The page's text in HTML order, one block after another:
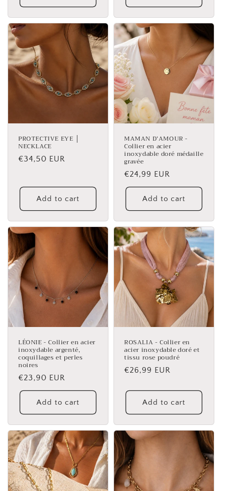
PROTECTIVE EYE │
NECKLACE
Regular
€34,50 EUR
Add to cart
MAMAN D’AMOUR -
Collier en acier
inoxydable doré médaille
gravée
Regular
price
€24,99 EUR
Add to cart
LÉONIE - Collier en acier
inoxydable argenté,
coquillages et perles
noires
Regular
price
€23,90 EUR
Add to cart
ROSALIA - Collier en
acier inoxydable doré et
tissu rose poudré
Regular
€26,99 EUR
Add to cart